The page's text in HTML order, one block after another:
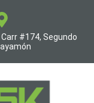
#174, Segundo